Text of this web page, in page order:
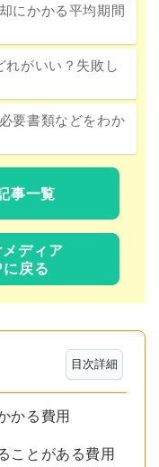
にかかる平均期間
れがいい？失敗し
要書類などをわか
事一覧
ディア
に戻る
目次詳細
かる費用
ことがある費用